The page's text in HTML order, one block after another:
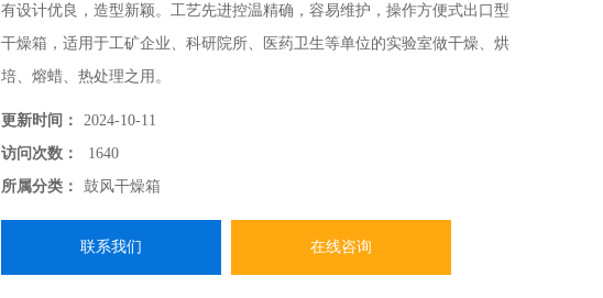
有设计优良，造型新颖。工艺先进控温精确，容易维护，操作方便式出口型
干燥箱，适用于工矿企业、科研院所、医药卫生等单位的实验室做干燥、烘
培、熔蜡、热处理之用。
更新时间：
2024-10-11
访问次数：
1640
所属分类：
鼓风干燥箱
联系我们 在线咨询